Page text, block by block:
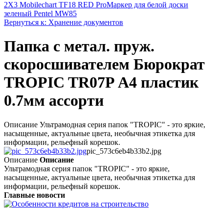
2X3 Mobilechart TF18 RED ProМаркер для белой доски
зеленый Pentel MW85
Вернуться к: Хранение документов
Папка с метал. пруж.
скоросшивателем Бюрократ
TROPIC TR07P А4 пластик
0.7мм ассорти
Описание Ультрамодная серия папок "TROPIC" - это яркие,
насыщенные, актуальные цвета, необычная этикетка для
информации, рельефный корешок.
pic_573c6eb4b33b2.jpg
Описание Описание
Ультрамодная серия папок "TROPIC" - это яркие,
насыщенные, актуальные цвета, необычная этикетка для
информации, рельефный корешок.
Главные новости